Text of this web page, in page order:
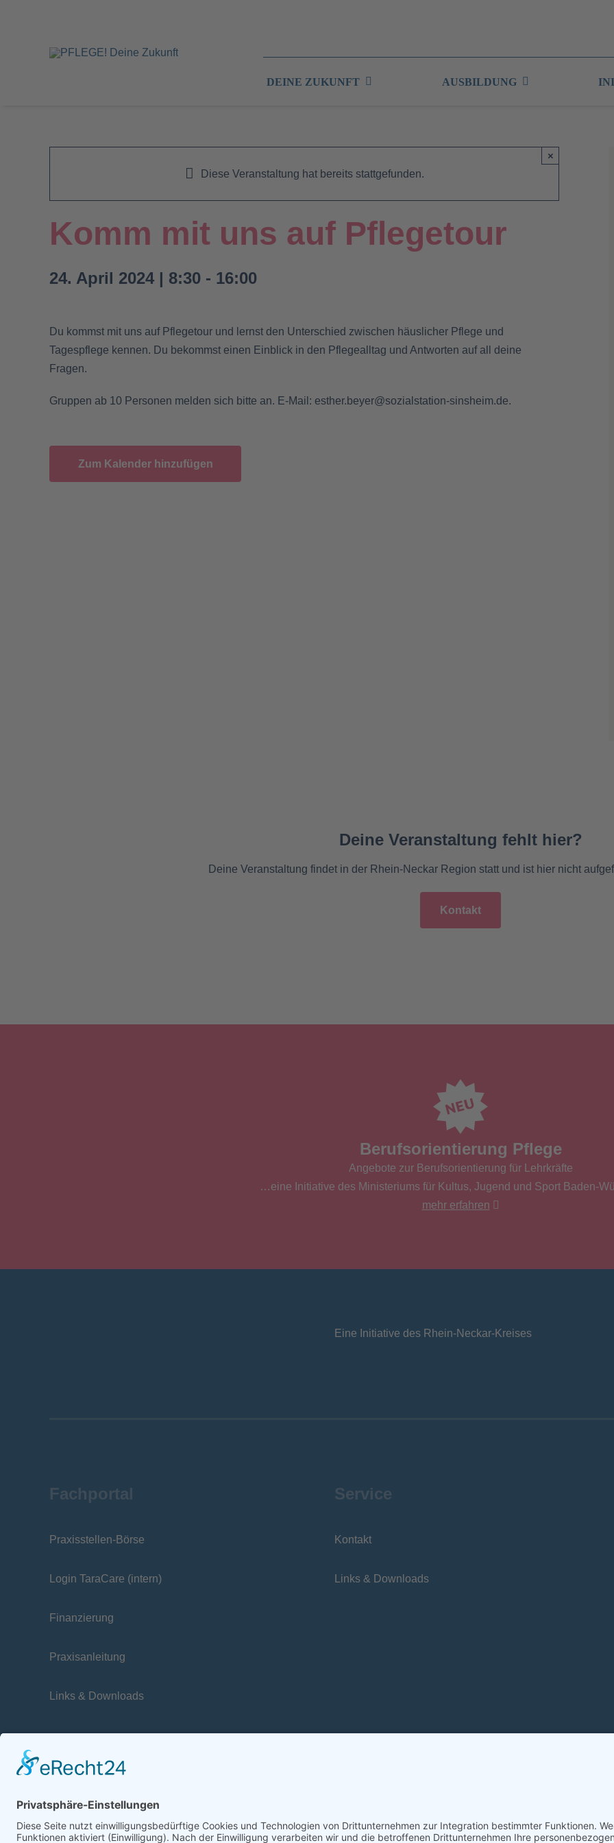
DEINE ZUKUNFT AUSBILDUNG
Diese Veranstaltung hat bereits stattgefunden.
×
Komm mit uns auf Pflegetour
24. April 2024 | 8:30 - 16:00
Du kommst mit uns auf Pflegetour und lernst den Unterschied zwischen häuslicher Pflege und
Tagespflege kennen. Du bekommst einen Einblick in den Pflegealltag und Antworten auf all deine
Fragen.
Gruppen ab 10 Personen melden sich bitte an. E-Mail: esther.beyer@sozialstation-sinsheim.de.
Zum Kalender hinzufügen
Deine Veranstaltung fehlt hier?
Deine Veranstaltung findet in der Rhein-Neckar Region statt und ist hier nicht
Kontakt
Berufsorientierung Pflege
Angebote zur Berufsorientierung für Lehrkräfte
…eine Initiative des Ministeriums für Kultus, Jugend und Sport Baden-
mehr erfahren
Eine Initiative des Rhein-Neckar-Kreises
Fachportal
Praxisstellen-Börse
Login TaraCare (intern)
Finanzierung
Praxisanleitung
Links & Downloads
Service
Kontakt
Links & Downloads